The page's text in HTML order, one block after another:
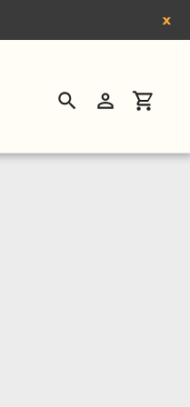
x
SuchenEinloggen